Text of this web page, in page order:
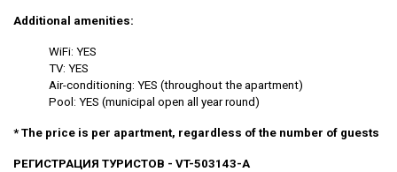
Additional amenities:
WiFi: YES
TV: YES
Air-conditioning: YES (throughout the apartment)
Pool: YES (municipal open all year round)
* The price is per apartment, regardless of the number of guests
РЕГИСТРАЦИЯ ТУРИСТОВ - VT-503143-A